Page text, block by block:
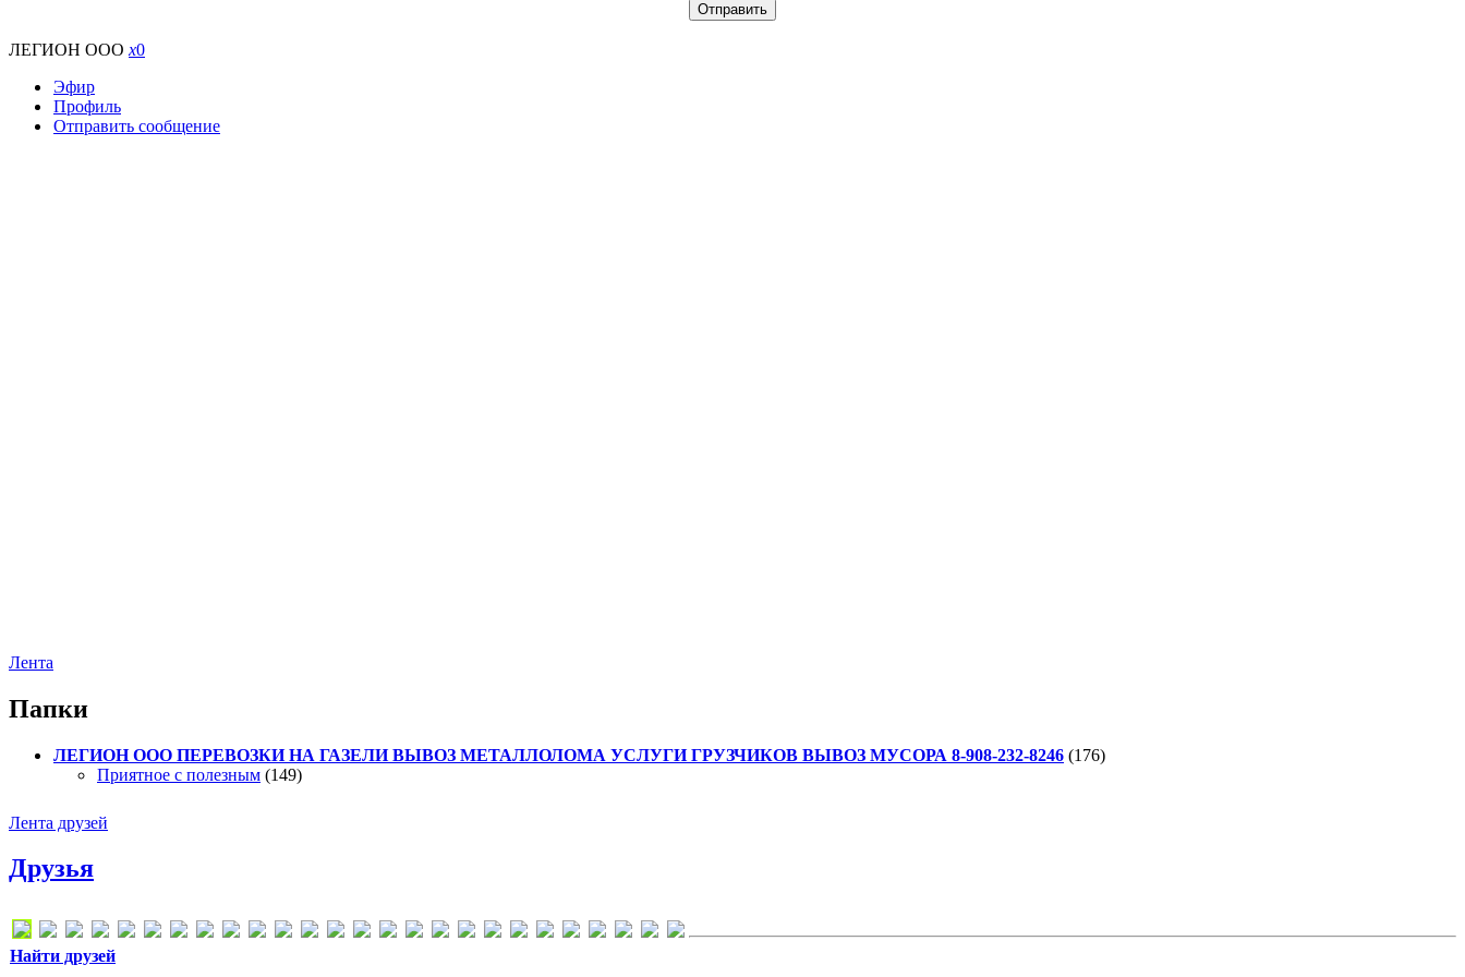
ЛЕГИОН ООО x0
Эфир
Профиль
Отправить сообщение
Лента
Папки
ЛЕГИОН ООО ПЕРЕВОЗКИ НА ГАЗЕЛИ ВЫВОЗ МЕТАЛЛОЛОМА УСЛУГИ ГРУЗЧИКОВ ВЫВОЗ МУСОРА 8-908-232-8246 (176)
Приятное с полезным (149)
Лента друзей
Друзья
Найти друзей